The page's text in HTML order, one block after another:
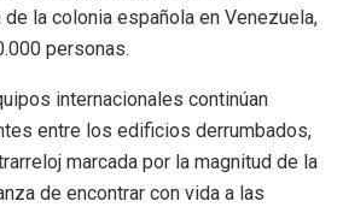
la colonia española en Venezuela,
personas.
internacionales continúan
entre los edificios derrumbados,
marcada por la magnitud de la
de encontrar con vida a las